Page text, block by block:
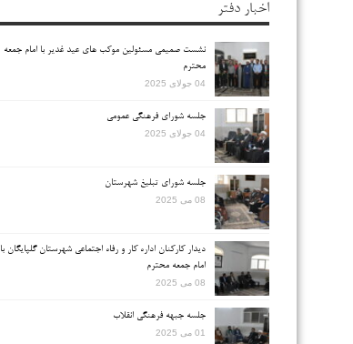
اخبار دفتر
نشست صمیمی مسئولین موکب های عید غدیر با امام جمعه
محترم
04 جولای 2025
جلسه شورای فرهنگی عمومی
04 جولای 2025
جلسه شورای تبلیغ شهرستان
08 می 2025
دیدار کارکنان اداره کار و رفاه اجتماعی شهرستان گلپایگان با
امام جمعه محترم
08 می 2025
جلسه جبهه فرهنگی انقلاب
01 می 2025